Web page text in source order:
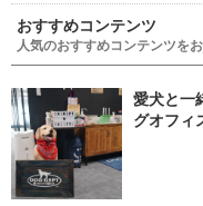
おすすめコンテンツ
人気のおすすめコンテンツをお
愛犬と一
グオフィ